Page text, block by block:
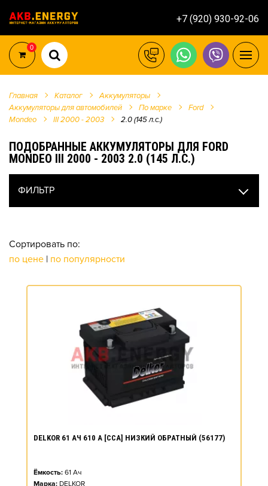
+7 (920) 930-92-06
0
Главная Каталог
Аккумуляторы
Аккумуляторы для автомобилей
По марке
Ford
Mondeo
III 2000 - 2003 2.0 (145 л.с.)
ПОДОБРАННЫЕ АККУМУЛЯТОРЫ ДЛЯ FORD
MONDEO III 2000 - 2003 2.0 (145 Л.С.)
ФИЛЬТР
Сортировать по:
по цене | по популярности
DELKOR 61 АЧ 610 А [CCA] НИЗКИЙ ОБРАТНЫЙ (56177)
Ёмкость: 61 Ач
Марка: DELKOR